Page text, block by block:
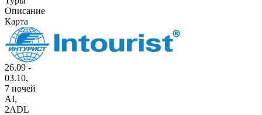
Описание
Карта
26.09 -
03.10,
7 ночей
AI,
2ADL